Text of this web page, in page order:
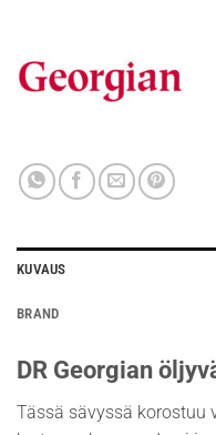
KUVAUS
BRAND
DR Georgian
Tässä sävyssä korostuu